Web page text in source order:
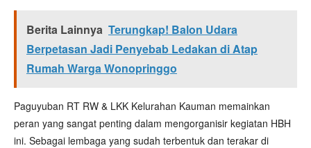
Berita Lainnya Terungkap! Balon Udara
Berpetasan Jadi Penyebab Ledakan di Atap
Rumah Warga Wonopringgo
Paguyuban RT RW & LKK Kelurahan Kauman memainkan
peran yang sangat penting dalam mengorganisir kegiatan HBH
ini. Sebagai lembaga yang sudah terbentuk dan terakar di